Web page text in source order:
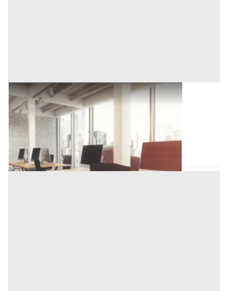
Ufficio all'asta a Padova
Vigonza
Offerta minima
150.000 € 200.000 €
Codice asta: BN569071
Asta chiusa